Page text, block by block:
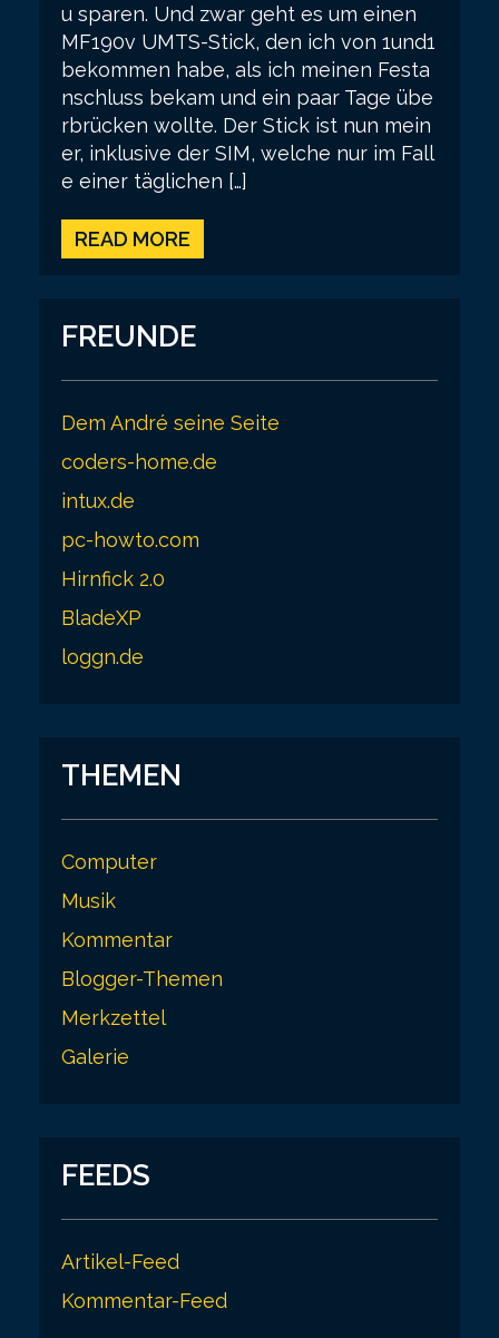
u sparen. Und zwar geht es um einen
MF190v UMTS-Stick, den ich von 1und1
bekommen habe, als ich meinen Festa
nschluss bekam und ein paar Tage übe
rbrücken wollte. Der Stick ist nun mein
er, inklusive der SIM, welche nur im Fall
e einer täglichen […]
READ MORE
FREUNDE
Dem André seine Seite
coders-home.de
intux.de
pc-howto.com
Hirnfick 2.0
BladeXP
loggn.de
THEMEN
Computer
Musik
Kommentar
Blogger-Themen
Merkzettel
Galerie
FEEDS
Artikel-Feed
Kommentar-Feed